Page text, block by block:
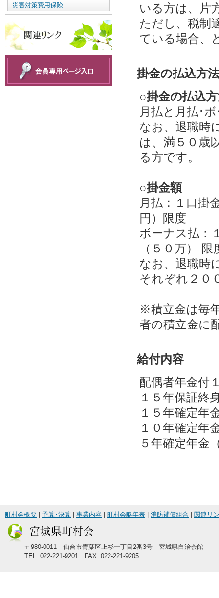
災害対策費用保険
いる方は、片
ただし、税制
ている場合、
掛金の払込方
○掛金の払込
月払と月払･
なお、退職時
は、満５０歳
る方です。
○掛金額
月払：１口掛
円）限度
ボーナス払：
（５０万） 限
なお、退職時
それぞれ２０
※積立金は毎
者の積立金に
給付内容
配偶者年金付
１５年保証終
１５年確定年
１０年確定年
５年確定年金
町村会概要 予算･決算 事業内容 町村会略年表 消防補償組合 関連リ
〒980-0011 仙台市青葉区上杉一丁目2番3号 宮城県自治会館
TEL. 022-221-9201 FAX. 022-221-9205